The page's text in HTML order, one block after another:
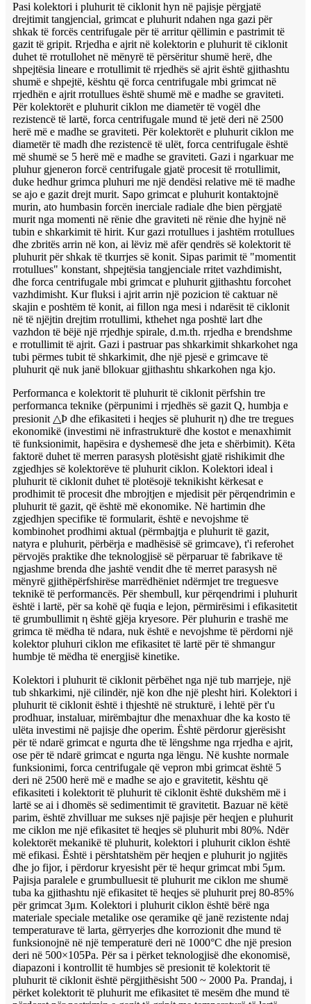
Pasi kolektori i pluhurit të ciklonit hyn në pajisje përgjatë
drejtimit tangjencial, grimcat e pluhurit ndahen nga gazi për
shkak të forcës centrifugale për të arritur qëllimin e pastrimit të
gazit të gripit. Rrjedha e ajrit në kolektorin e pluhurit të ciklonit
duhet të rrotullohet në mënyrë të përsëritur shumë herë, dhe
shpejtësia lineare e rrotullimit të rrjedhës së ajrit është gjithashtu
shumë e shpejtë, kështu që forca centrifugale mbi grimcat në
rrjedhën e ajrit rrotullues është shumë më e madhe se graviteti.
Për kolektorët e pluhurit ciklon me diametër të vogël dhe
rezistencë të lartë, forca centrifugale mund të jetë deri në 2500
herë më e madhe se graviteti. Për kolektorët e pluhurit ciklon me
diametër të madh dhe rezistencë të ulët, forca centrifugale është
më shumë se 5 herë më e madhe se graviteti. Gazi i ngarkuar me
pluhur gjeneron forcë centrifugale gjatë procesit të rrotullimit,
duke hedhur grimca pluhuri me një dendësi relative më të madhe
se ajo e gazit drejt murit. Sapo grimcat e pluhurit kontaktojnë
murin, ato humbasin forcën inerciale radiale dhe bien përgjatë
murit nga momenti në rënie dhe graviteti në rënie dhe hyjnë në
tubin e shkarkimit të hirit. Kur gazi rrotullues i jashtëm rrotullues
dhe zbritës arrin në kon, ai lëviz më afër qendrës së kolektorit të
pluhurit për shkak të tkurrjes së konit. Sipas parimit të "momentit
rrotullues" konstant, shpejtësia tangjenciale rritet vazhdimisht,
dhe forca centrifugale mbi grimcat e pluhurit gjithashtu forcohet
vazhdimisht. Kur fluksi i ajrit arrin një pozicion të caktuar në
skajin e poshtëm të konit, ai fillon nga mesi i ndarësit të ciklonit
në të njëjtin drejtim rrotullimi, kthehet nga poshtë lart dhe
vazhdon të bëjë një rrjedhje spirale, d.m.th. rrjedha e brendshme
e rrotullimit të ajrit. Gazi i pastruar pas shkarkimit shkarkohet nga
tubi përmes tubit të shkarkimit, dhe një pjesë e grimcave të
pluhurit që nuk janë bllokuar gjithashtu shkarkohen nga kjo.
Performanca e kolektorit të pluhurit të ciklonit përfshin tre
performanca teknike (përpunimi i rrjedhës së gazit Q, humbja e
presionit △Þ dhe efikasiteti i heqjes së pluhurit η) dhe tre tregues
ekonomikë (investimi në infrastrukturë dhe kostot e menaxhimit
të funksionimit, hapësira e dyshemesë dhe jeta e shërbimit). Këta
faktorë duhet të merren parasysh plotësisht gjatë rishikimit dhe
zgjedhjes së kolektorëve të pluhurit ciklon. Kolektori ideal i
pluhurit të ciklonit duhet të plotësojë teknikisht kërkesat e
prodhimit të procesit dhe mbrojtjen e mjedisit për përqendrimin e
pluhurit të gazit, që është më ekonomike. Në hartimin dhe
zgjedhjen specifike të formularit, është e nevojshme të
kombinohet prodhimi aktual (përmbajtja e pluhurit të gazit,
natyra e pluhurit, përbërja e madhësisë së grimcave), t'i referohet
përvojës praktike dhe teknologjisë së përparuar të fabrikave të
ngjashme brenda dhe jashtë vendit dhe të merret parasysh në
mënyrë gjithëpërfshirëse marrëdhëniet ndërmjet tre treguesve
teknikë të performancës. Për shembull, kur përqendrimi i pluhurit
është i lartë, për sa kohë që fuqia e lejon, përmirësimi i efikasitetit
të grumbullimit η është gjëja kryesore. Për pluhurin e trashë me
grimca të mëdha të ndara, nuk është e nevojshme të përdorni një
kolektor pluhuri ciklon me efikasitet të lartë për të shmangur
humbje të mëdha të energjisë kinetike.
Kolektori i pluhurit të ciklonit përbëhet nga një tub marrjeje, një
tub shkarkimi, një cilindër, një kon dhe një plesht hiri. Kolektori i
pluhurit të ciklonit është i thjeshtë në strukturë, i lehtë për t'u
prodhuar, instaluar, mirëmbajtur dhe menaxhuar dhe ka kosto të
ulëta investimi në pajisje dhe operim. Është përdorur gjerësisht
për të ndarë grimcat e ngurta dhe të lëngshme nga rrjedha e ajrit,
ose për të ndarë grimcat e ngurta nga lëngu. Në kushte normale
funksionimi, forca centrifugale që vepron mbi grimcat është 5
deri në 2500 herë më e madhe se ajo e gravitetit, kështu që
efikasiteti i kolektorit të pluhurit të ciklonit është dukshëm më i
lartë se ai i dhomës së sedimentimit të gravitetit. Bazuar në këtë
parim, është zhvilluar me sukses një pajisje për heqjen e pluhurit
me ciklon me një efikasitet të heqjes së pluhurit mbi 80%. Ndër
kolektorët mekanikë të pluhurit, kolektori i pluhurit ciklon është
më efikasi. Është i përshtatshëm për heqjen e pluhurit jo ngjitës
dhe jo fijor, i përdorur kryesisht për të hequr grimcat mbi 5μm.
Pajisja paralele e grumbulluesit të pluhurit me ciklon me shumë
tuba ka gjithashtu një efikasitet të heqjes së pluhurit prej 80-85%
për grimcat 3μm. Kolektori i pluhurit ciklon është bërë nga
materiale speciale metalike ose qeramike që janë rezistente ndaj
temperaturave të larta, gërryerjes dhe korrozionit dhe mund të
funksionojnë në një temperaturë deri në 1000°C dhe një presion
deri në 500×105Pa. Për sa i përket teknologjisë dhe ekonomisë,
diapazoni i kontrollit të humbjes së presionit të kolektorit të
pluhurit të ciklonit është përgjithësisht 500 ~ 2000 Pa. Prandaj, i
përket kolektorit të pluhurit me efikasitet të mesëm dhe mund të